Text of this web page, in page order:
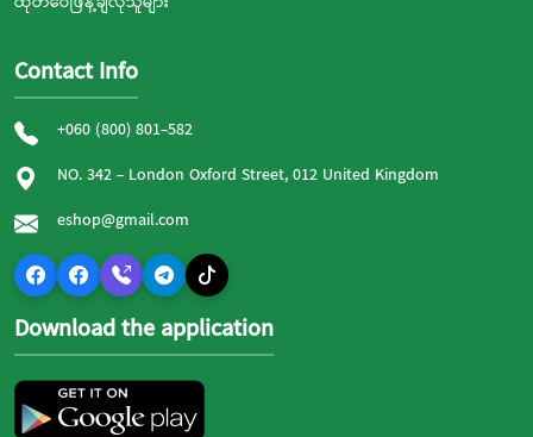
Contact Info
+060 (800) 801-582
NO. 342 - London Oxford Street, 012 United Kingdom
eshop@gmail.com
Download the application